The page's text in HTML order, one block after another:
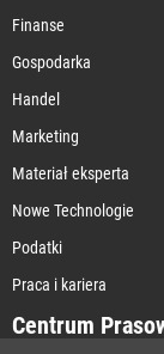
Finanse
Gospodarka
Handel
Marketing
Materiał eksperta
Nowe Technologie
Podatki
Praca i kariera
Centrum